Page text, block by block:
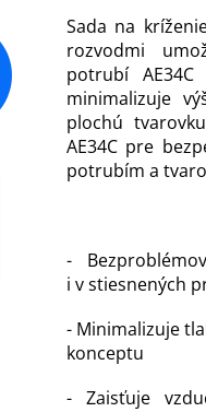
Sada na
rozvodmi
potrubí
minimalizuje
plochú
AE34C pre
potrubím a
-
i v stiesnených
- Minimalizuje
konceptu
- Zaisťuje